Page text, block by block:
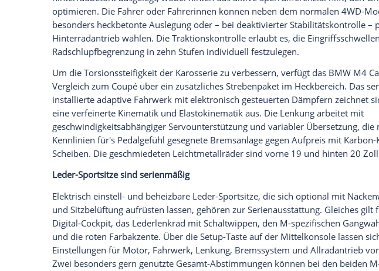
Ich bin damit einverstanden, dass mir externe Inhalte angezeigt werden. Damit
Daten an Drittplattformen übermittelt werden.
Mehr dazu in unseren
BMW bringt den offenenViersitzerausschließlich in der
Allradantrieb auf den Markt. Bedeutet: Der Dreiliter-
Aufladung leistet 510 PS und liefert sein maximales
zwischen 2.750 und 5.500/min. An den Motor ist ein
gekoppelt. Die Fahrleistungen: 3,7 Sekunden von null auf 100
null auf 200 km/h sowie 250 km/h Topspeed, der nach Buchung
auf 280 km/h wächst.
Vollvariabler Allradantrieb
Der M-spezifischeAllradantriebdes Modells arbeitet mit einer
Lamellenkupplung imVerteilergetriebe, über die sich die
vollvariabel zwischen den Vorder- und Hinterrädern verteilen
hinterradbetont ausgelegt, wobei hinten das aktive
optimieren. Die Fahrer oder Fahrerinnen können neben dem